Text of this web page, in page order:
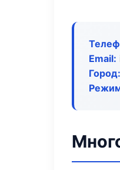
Email:
Город: